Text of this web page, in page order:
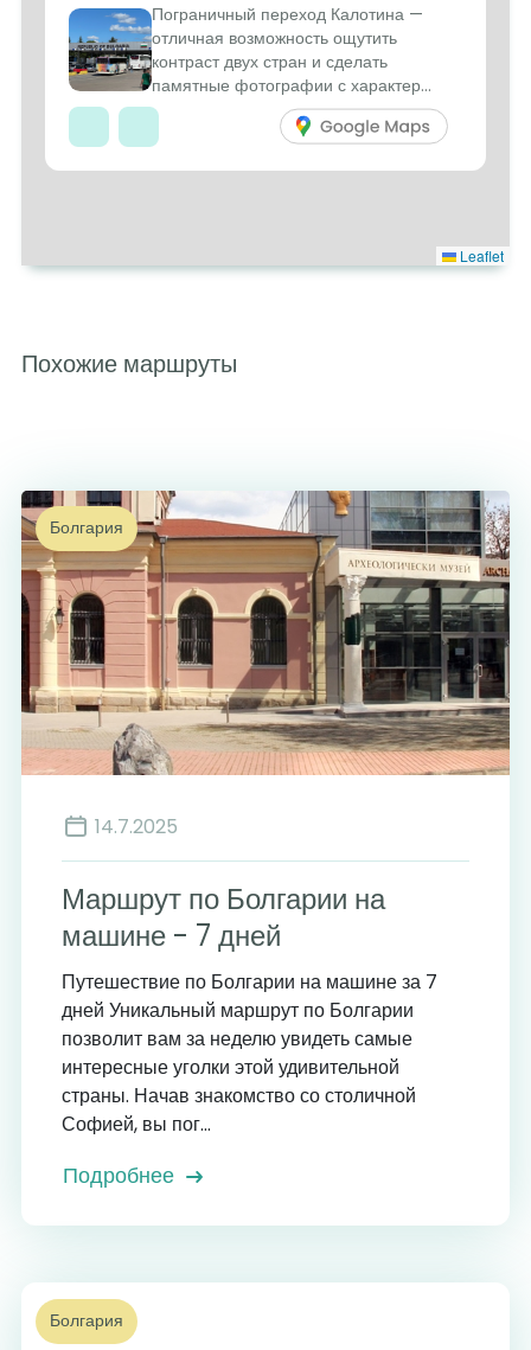
2
Leaflet
Пограничный переход Калотина —
отличная возможность ощутить
контраст двух стран и сделать
памятные фотографии с характер...
Похожие маршруты
Болгария
14.7.2025
Маршрут по Болгарии на
машине - 7 дней
Путешествие по Болгарии на машине за 7
дней Уникальный маршрут по Болгарии
позволит вам за неделю увидеть самые
интересные уголки этой удивительной
страны. Начав знакомство со столичной
Софией, вы пог...
Подробнее
Болгария